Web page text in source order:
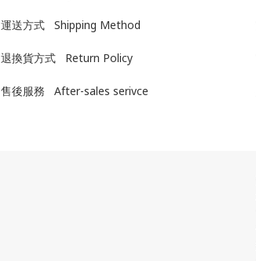
運送方式 Shipping Method
退換貨方式 Return Policy
售後服務 After-sales serivce